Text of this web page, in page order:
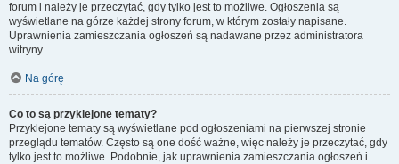
forum i należy je przeczytać, gdy tylko jest to możliwe. Ogłoszenia są
wyświetlane na górze każdej strony forum, w którym zostały napisane.
Uprawnienia zamieszczania ogłoszeń są nadawane przez administratora
witryny.
Na górę
Co to są przyklejone tematy?
Przyklejone tematy są wyświetlane pod ogłoszeniami na pierwszej stronie
przeglądu tematów. Często są one dość ważne, więc należy je przeczytać, gdy
tylko jest to możliwe. Podobnie, jak uprawnienia zamieszczania ogłoszeń i